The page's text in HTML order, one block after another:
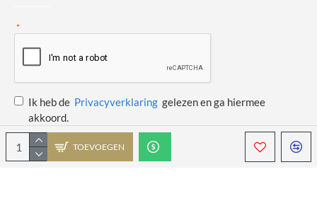
TOEVOEGEN
Ik heb de Privacyverklaring gelezen en ga hiermee
akkoord.